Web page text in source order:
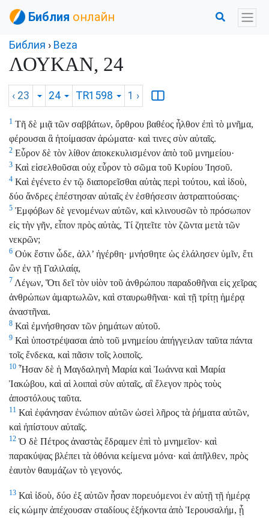
Библия онлайн
Библия › Beza
ΛΟΥΚΑΝ, 24
‹ 23 24 TR1598 1 ›
1 Τῆ δὲ μιᾷ τῶν σαββάτων, ὄρθρου βαθέος ἦλθον ἐπὶ τὸ μνῆμα,
φέρουσαι ἃ ἡτοίμασαν ἀρώματα· καὶ τινες σὺν αὐταῖς.
2 Εὗρον δὲ τὸν λίθον ἀποκεκυλισμένον ἀπὸ τοῦ μνημείου·
3 Καὶ εἰσελθοῦσαι οὐχ εὗρον τὸ σῶμα τοῦ Κυρίου Ἰησοῦ.
4 Καὶ ἐγένετο ἐν τῷ διαπορεῖσθαι αὐτὰς περὶ τούτου, καὶ ἰδοὺ,
δύο ἄνδρες ἐπέστησαν αὐταῖς ἐν ἐσθήσεσιν ἀστραπτούσαις·
5 Ἐμφόβων δὲ γενομένων αὐτῶν, καὶ κλινουσῶν τὸ πρόσωπον
εἰς τὴν γῆν, εἶπον πρὸς αὐτὰς, Τί ζητεῖτε τὸν ζῶντα μετὰ τῶν
νεκρῶν;
6 Οὐκ ἔστιν ὧδε, ἀλλ’ ἠγέρθη· μνήσθητε ὡς ἐλάλησεν ὑμῖν, ἔτι
ὢν ἐν τῇ Γαλιλαίᾳ,
7 Λέγων, Ὅτι δεῖ τὸν υἱὸν τοῦ ἀνθρώπου παραδοθῆναι εἰς χεῖρας
ἀνθρώπων ἁμαρτωλῶν, καὶ σταυρωθῆναι· καὶ τῇ τρίτῃ ἡμέρᾳ
ἀναστῆναι.
8 Καὶ ἐμνήσθησαν τῶν ῥημάτων αὐτοῦ.
9 Καὶ ὑποστρέψασαι ἀπὸ τοῦ μνημείου ἀπήγγειλαν ταῦτα πάντα
τοῖς ἕνδεκα, καὶ πᾶσιν τοῖς λοιποῖς.
10 Ἦσαν δὲ ἡ Μαγδαληνὴ Μαρία καὶ Ἰωάννα καὶ Μαρία
Ἰακώβου, καὶ αἱ λοιπαὶ σὺν αὐταῖς, αἳ ἔλεγον πρὸς τοὺς
ἀποστόλους ταῦτα.
11 Καὶ ἐφάνησαν ἐνώπιον αὐτῶν ὡσεὶ λῆρος τὰ ῥήματα αὐτῶν,
καὶ ἠπίστουν αὐταῖς.
12 Ὁ δὲ Πέτρος ἀναστὰς ἔδραμεν ἐπὶ τὸ μνημεῖον· καὶ
παρακύψας βλέπει τὰ ὀθόνια κείμενα μόνα· καὶ ἀπῆλθεν, πρὸς
ἑαυτὸν θαυμάζων τὸ γεγονός.
13 Καὶ ἰδοὺ, δύο ἐξ αὐτῶν ἦσαν πορευόμενοι ἐν αὐτῇ τῇ ἡμέρᾳ
εἰς κώμην ἀπέχουσαν σταδίους ἑξήκοντα ἀπὸ Ἱερουσαλήμ, ᾗ